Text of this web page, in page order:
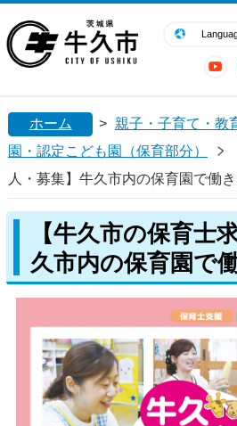
閉じる
ホーム > 親子・子育て・教
園・認定こども園（保育部分）
人・募集】牛久市内の保育園で働
【牛久市の保育士
久市内の保育園で